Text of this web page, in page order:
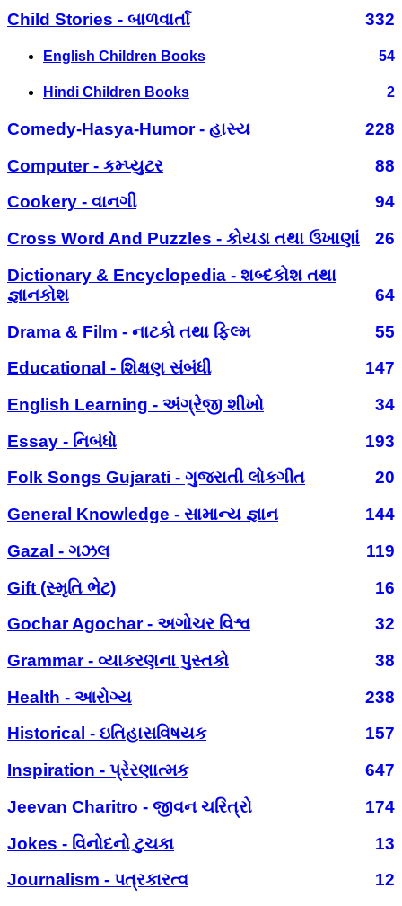
Child Stories - બાળવાર્તા
332
English Children Books 54
Hindi Children Books 2
Comedy-Hasya-Humor - હાસ્ય
228
Computer - કમ્પ્યુટર
88
Cookery - વાનગી
94
Cross Word And Puzzles - કોયડા તથા ઉખાણાં
26
Dictionary & Encyclopedia - શબ્દકોશ તથા
જ્ઞાનકોશ
64
Drama & Film - નાટકો તથા ફિલ્મ
55
Educational - શિક્ષણ સંબંધી
147
English Learning - અંગ્રેજી શીખો
34
Essay - નિબંધો
193
Folk Songs Gujarati - ગુજરાતી લોકગીત
20
General Knowledge - સામાન્ય જ્ઞાન
144
Gazal - ગઝલ
119
Gift (સ્મૃતિ ભેટ)
16
Gochar Agochar - અગોચર વિશ્વ
32
Grammar - વ્યાકરણના પુસ્તકો
38
Health - આરોગ્ય
238
Historical - ઇતિહાસવિષયક
157
Inspiration - પ્રેરણાત્મક
647
Jeevan Charitro - જીવન ચરિત્રો
174
Jokes - વિનોદનો ટુચકા
13
Journalism - પત્રકારત્વ
12